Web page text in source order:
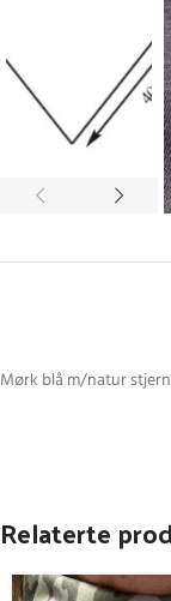
Mørk blå m/natur
Relaterte